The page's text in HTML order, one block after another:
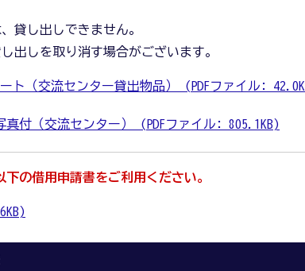
貸し出しできません。
出しを取り消す場合がございます。
ト（交流センター貸出物品） (PDFファイル:
真付（交流センター） (PDFファイル: 805.1KB)
の借用申請書をご利用ください。